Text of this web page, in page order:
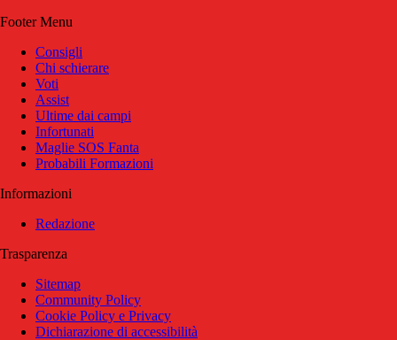
Footer Menu
Consigli
Chi schierare
Voti
Assist
Ultime dai campi
Infortunati
Maglie SOS Fanta
Probabili Formazioni
Informazioni
Redazione
Trasparenza
Sitemap
Community Policy
Cookie Policy e Privacy
Dichiarazione di accessibilità